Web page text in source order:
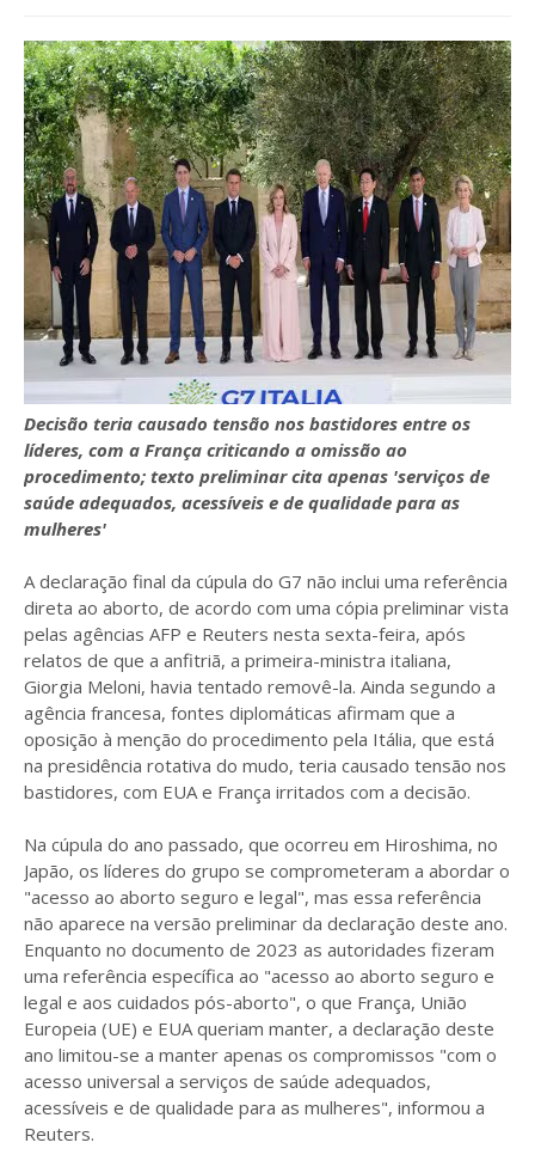
Decisão teria causado tensão nos bastidores entre os
líderes, com a França criticando a omissão ao
procedimento; texto preliminar cita apenas 'serviços de
saúde adequados, acessíveis e de qualidade para as
mulheres'
A declaração final da cúpula do G7 não inclui uma referência
direta ao aborto, de acordo com uma cópia preliminar vista
pelas agências AFP e Reuters nesta sexta-feira, após
relatos de que a anfitriã, a primeira-ministra italiana,
Giorgia Meloni, havia tentado removê-la. Ainda segundo a
agência francesa, fontes diplomáticas afirmam que a
oposição à menção do procedimento pela Itália, que está
na presidência rotativa do mudo, teria causado tensão nos
bastidores, com EUA e França irritados com a decisão.
Na cúpula do ano passado, que ocorreu em Hiroshima, no
Japão, os líderes do grupo se comprometeram a abordar o
"acesso ao aborto seguro e legal", mas essa referência
não aparece na versão preliminar da declaração deste ano.
Enquanto no documento de 2023 as autoridades fizeram
uma referência específica ao "acesso ao aborto seguro e
legal e aos cuidados pós-aborto", o que França, União
Europeia (UE) e EUA queriam manter, a declaração deste
ano limitou-se a manter apenas os compromissos "com o
acesso universal a serviços de saúde adequados,
acessíveis e de qualidade para as mulheres", informou a
Reuters.